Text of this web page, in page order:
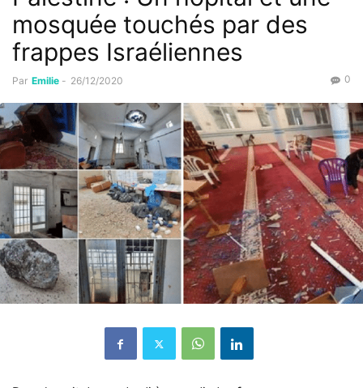
mosquée touchés par des
frappes Israéliennes
Par Emilie - 26/12/2020 0